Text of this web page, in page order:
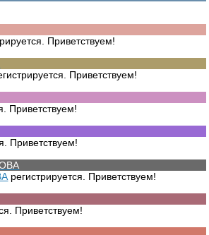
Приветствуем!
Приветствуем!
Приветствуем!
Приветствуем!
регистрируется. Приветствуем!
Приветствуем!